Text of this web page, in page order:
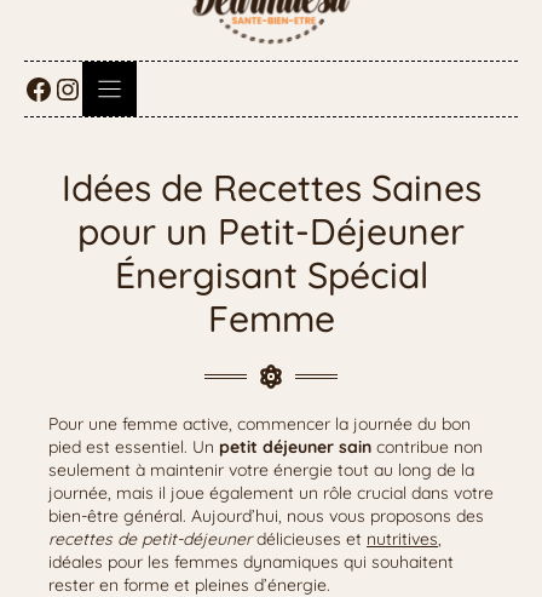
Idées de Recettes Saines
pour un Petit-Déjeuner
Énergisant Spécial
Femme
Pour une femme active, commencer la journée du bon
pied est essentiel. Un petit déjeuner sain contribue non
seulement à maintenir votre énergie tout au long de la
journée, mais il joue également un rôle crucial dans votre
bien-être général. Aujourd’hui, nous vous proposons des
recettes de petit-déjeunerdélicieuses et nutritives,
idéales pour les femmes dynamiques qui souhaitent
rester en forme et pleines d’énergie.